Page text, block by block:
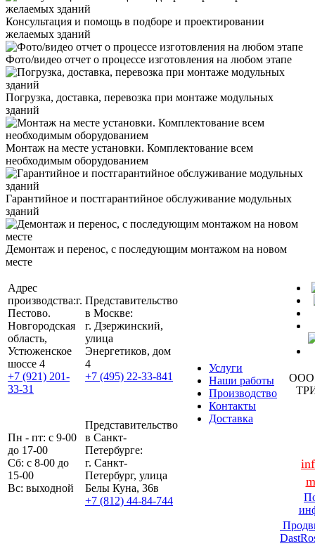
Консультация и помощь в подборе и проектировании
желаемых зданий
Фото/видео отчет о процессе изготовления на любом этапе
Погрузка, доставка, перевозка при монтаже модульных
зданий
Монтаж на месте установки. Комплектование всем
необходимым оборудованием
Гарантийное и постгарантийное обслуживание модульных
зданий
Демонтаж и перенос, с последующим монтажом на новом
месте
Адрес
производства:г.
Пестово.
Новгородская
область,
Устюженское
шоссе 4
+7 (921) 201-
33-31
Представительство
в Москве:
г. Дзержинский,
улица
Энергетиков, дом
4
+7 (495) 22-33-841
Услуги
Наши работы
Производство
Контакты
Доставка
ООО
Пн - пт: с 9-00
до 17-00
Сб: с 8-00 до
15-00
Вс: выходной
Представительство
в Санкт-
Петербурге:
г. Санкт-
Петербург, улица
Белы Куна, 36в
+7 (812) 44-84-744